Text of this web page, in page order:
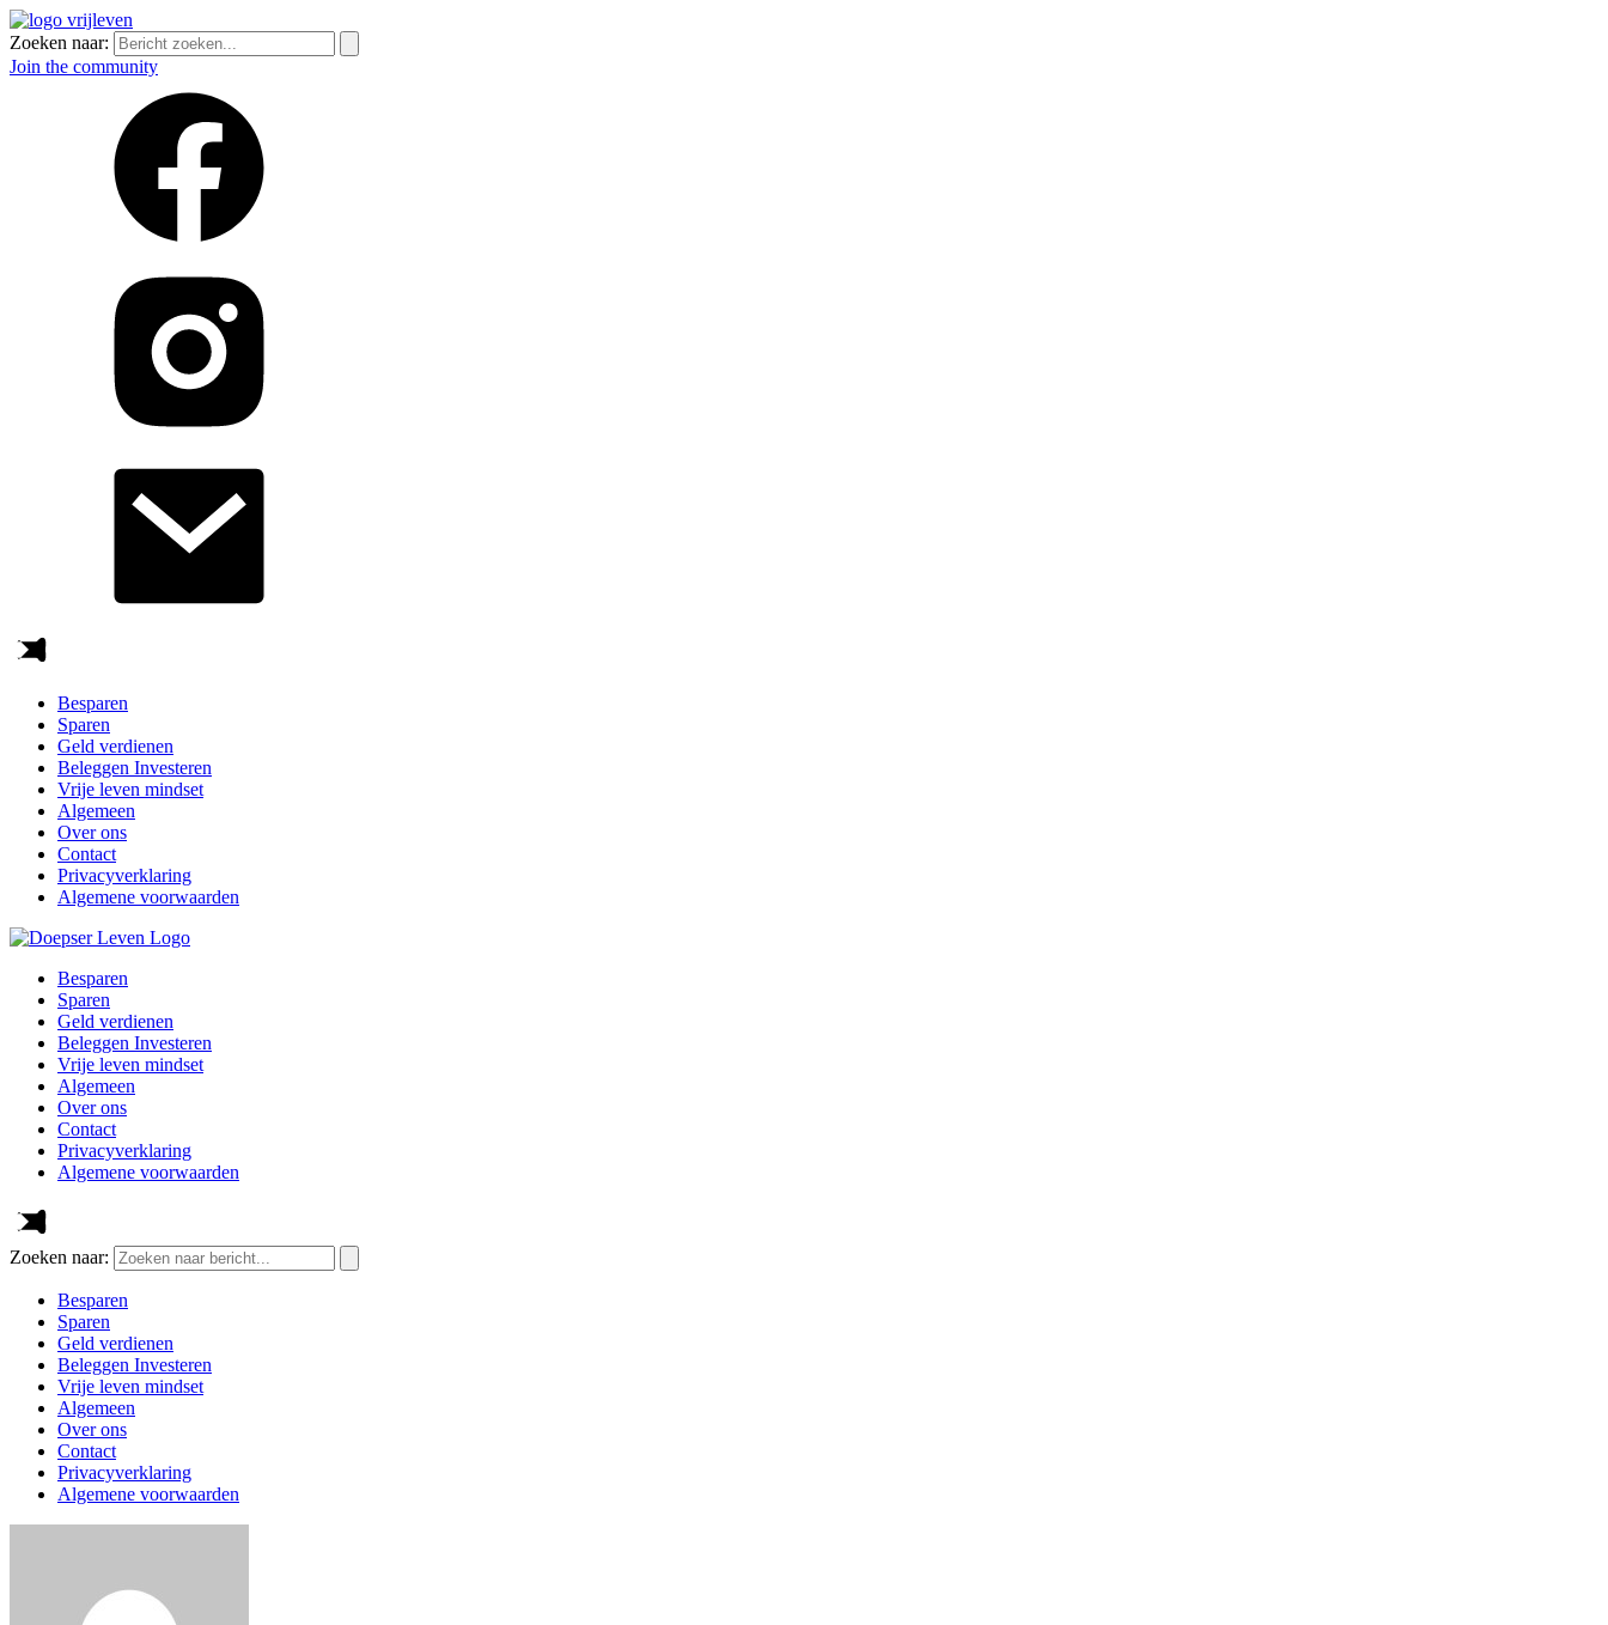
Zoeken naar:
Join the community
Besparen
Sparen
Geld verdienen
Beleggen Investeren
Vrije leven mindset
Algemeen
Over ons
Contact
Privacyverklaring
Algemene voorwaarden
Besparen
Sparen
Geld verdienen
Beleggen Investeren
Vrije leven mindset
Algemeen
Over ons
Contact
Privacyverklaring
Algemene voorwaarden
Zoeken naar:
Besparen
Sparen
Geld verdienen
Beleggen Investeren
Vrije leven mindset
Algemeen
Over ons
Contact
Privacyverklaring
Algemene voorwaarden